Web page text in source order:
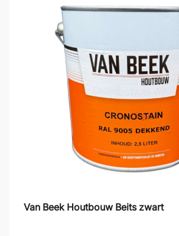
Van Beek Houtbouw Beits zwart